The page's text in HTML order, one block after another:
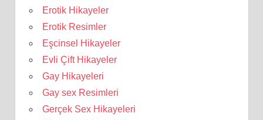
Erotik Hikayeler
Erotik Resimler
Eşcinsel Hikayeler
Evli Çift Hikayeler
Gay Hikayeleri
Gay sex Resimleri
Gerçek Sex Hikayeleri